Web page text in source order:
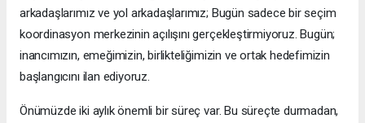
arkadaşlarımız ve yol arkadaşlarımız; Bugün sadece bir seçim
koordinasyon merkezinin açılışını gerçekleştirmiyoruz. Bugün;
inancımızın, emeğimizin, birlikteliğimizin ve ortak hedefimizin
başlangıcını ilan ediyoruz.
Önümüzde iki aylık önemli bir süreç var. Bu süreçte durmadan,